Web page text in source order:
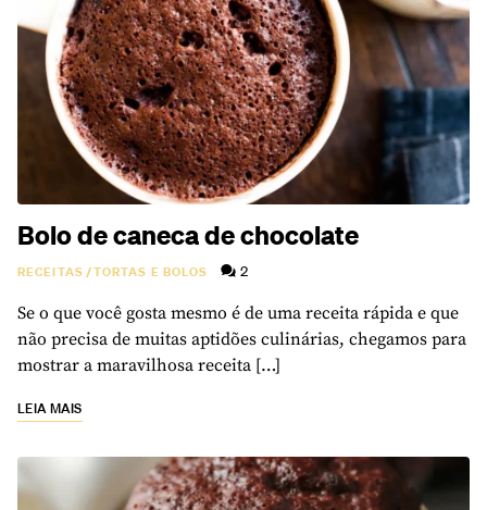
Bolo de caneca de chocolate
RECEITAS/TORTAS E BOLOS 2
Se o que você gosta mesmo é de uma receita rápida e que
não precisa de muitas aptidões culinárias, chegamos para
mostrar a maravilhosa receita […]
LEIA MAIS